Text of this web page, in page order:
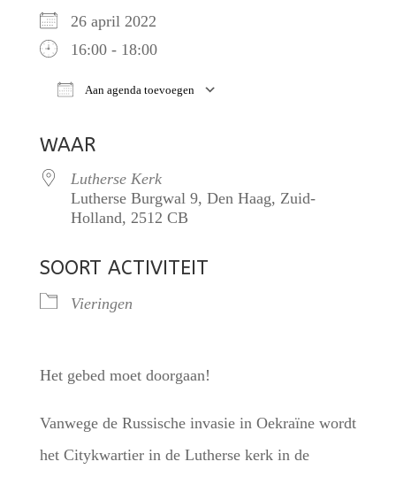
26 april 2022
16:00 - 18:00
Aan agenda toevoegen
WAAR
Lutherse Kerk
Lutherse Burgwal 9, Den Haag, Zuid-
Holland, 2512 CB
SOORT ACTIVITEIT
Vieringen
Het gebed moet doorgaan!
Vanwege de Russische invasie in Oekraïne wordt
het Citykwartier in de Lutherse kerk in de